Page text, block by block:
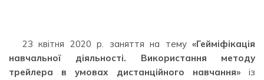
23 квітня 2020 р. заняття на тему «Гейміфікація
навчальної діяльності. Використання методу
трейлера в умовах дистанційного навчання»із